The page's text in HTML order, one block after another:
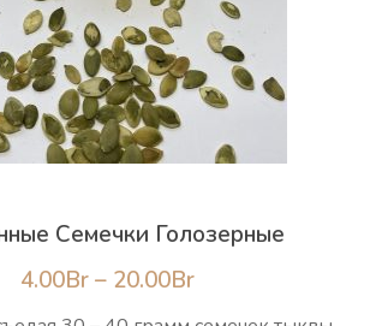
Семечки Голозерные
4.00Br – 20.00BrДиапазон
цен: